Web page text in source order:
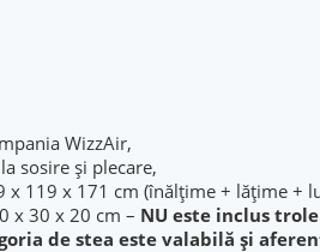
WizzAir,
sosire şi plecare,
x 119 x 171 cm (înălţime + lăţime +
x 30 x 20 cm – NU este inclus
de stea este valabilă şi